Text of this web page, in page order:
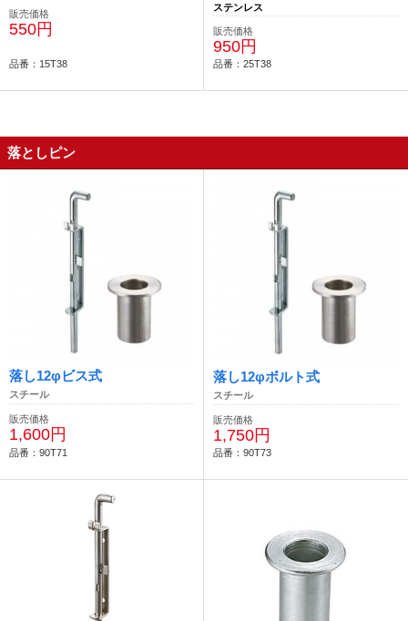
販売価格
550円
品番：15T38
ステンレス
販売価格
950円
品番：25T38
落としピン
落し12φビス式
スチール
販売価格
1,600円
品番：90T71
落し12φボルト式
スチール
販売価格
1,750円
品番：90T73